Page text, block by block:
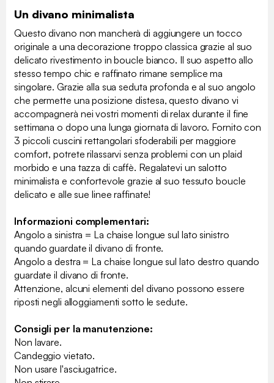
Un divano minimalista
Questo divano non mancherà di aggiungere un tocco
originale a una decorazione troppo classica grazie al suo
delicato rivestimento in boucle bianco. Il suo aspetto allo
stesso tempo chic e raffinato rimane semplice ma
singolare. Grazie alla sua seduta profonda e al suo angolo
che permette una posizione distesa, questo divano vi
accompagnerà nei vostri momenti di relax durante il fine
settimana o dopo una lunga giornata di lavoro. Fornito con
3 piccoli cuscini rettangolari sfoderabili per maggiore
comfort, potrete rilassarvi senza problemi con un plaid
morbido e una tazza di caffè. Regalatevi un salotto
minimalista e confortevole grazie al suo tessuto boucle
delicato e alle sue linee raffinate!
Informazioni complementari:
Angolo a sinistra = La chaise longue sul lato sinistro
quando guardate il divano di fronte.
Angolo a destra = La chaise longue sul lato destro quando
guardate il divano di fronte.
Attenzione, alcuni elementi del divano possono essere
riposti negli alloggiamenti sotto le sedute.
Consigli per la manutenzione:
Non lavare.
Candeggio vietato.
Non usare l'asciugatrice.